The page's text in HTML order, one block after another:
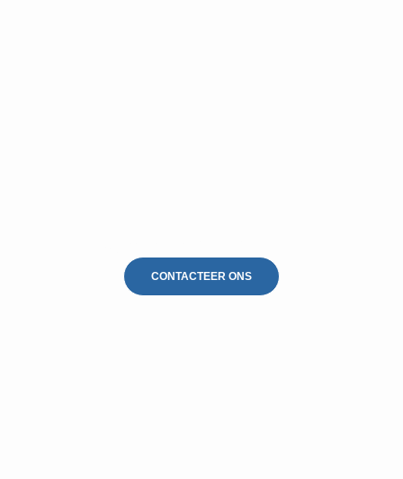
CONTACTEER ONS